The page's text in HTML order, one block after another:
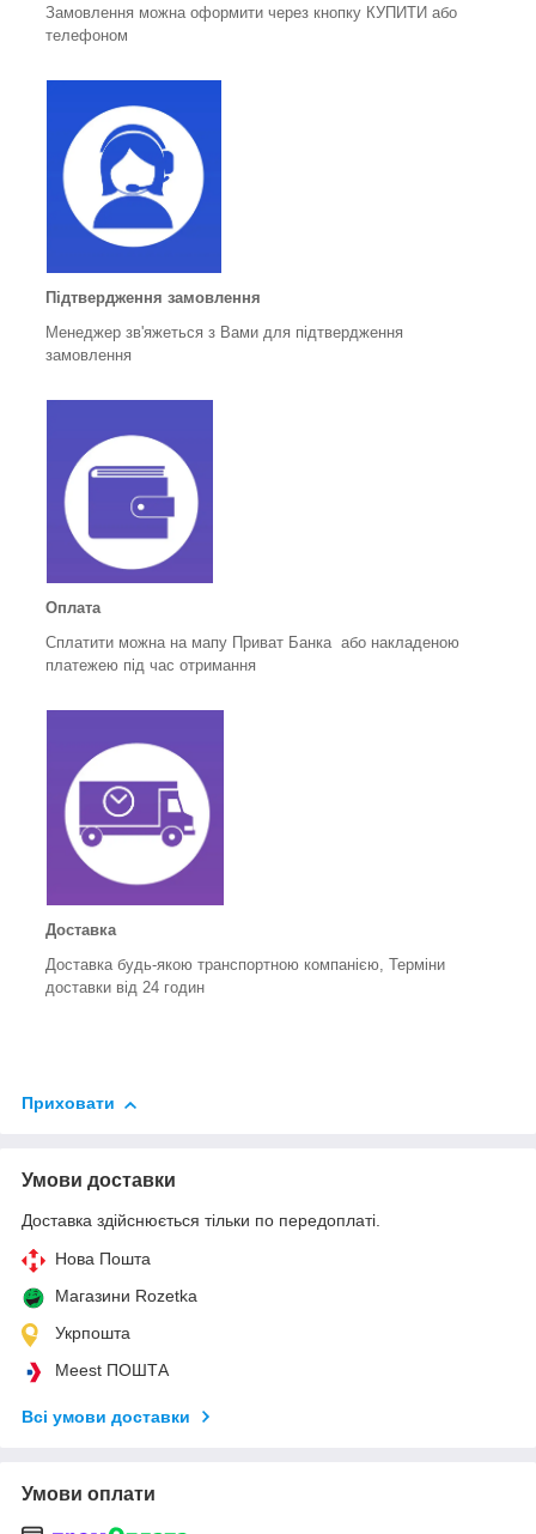
Замовлення можна оформити через кнопку КУПИТИ або
телефоном
Підтвердження замовлення
Менеджер зв'яжеться з Вами для підтвердження
замовлення
Оплата
Сплатити можна на мапу Приват Банка або накладеною
платежею під час отримання
Доставка
Доставка будь-якою транспортною компанією, Терміни
доставки від 24 годин
Приховати
Умови доставки
Доставка здійснюється тільки по передоплаті.
Нова Пошта
Магазини Rozetka
Укрпошта
Meest ПОШТА
Всі умови доставки
Умови оплати